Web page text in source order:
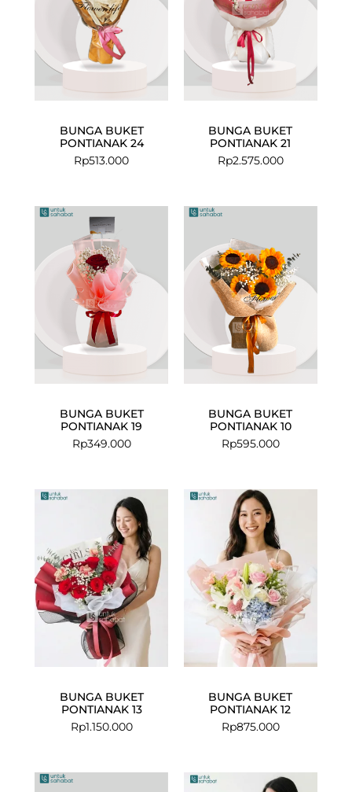
BUNGA BUKET
PONTIANAK 24
Rp513.000
BUNGA BUKET
PONTIANAK 21
Rp2.575.000
BUNGA BUKET
PONTIANAK 19
Rp349.000
BUNGA BUKET
PONTIANAK 10
Rp595.000
BUNGA BUKET
PONTIANAK 13
Rp1.150.000
BUNGA BUKET
PONTIANAK 12
Rp875.000